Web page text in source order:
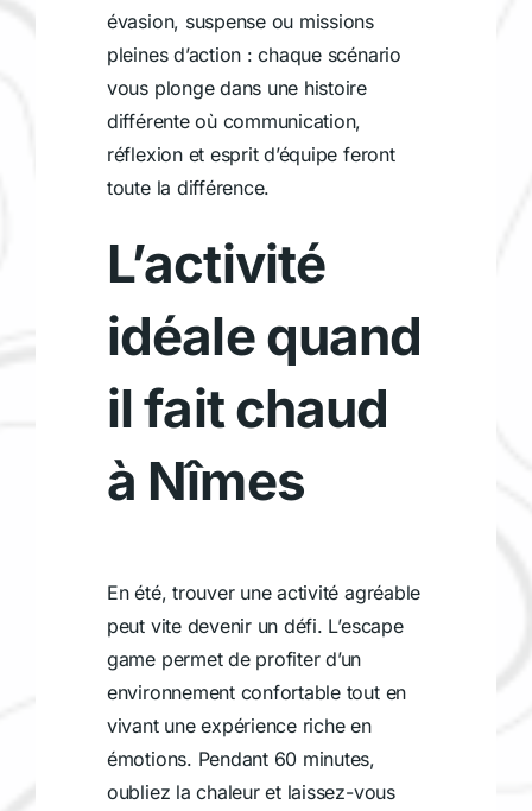
évasion, suspense ou missions
pleines d’action : chaque scénario
vous plonge dans une histoire
différente où communication,
réflexion et esprit d’équipe feront
toute la différence.
L’activité
idéale quand
il fait chaud
à Nîmes
En été, trouver une activité agréable
peut vite devenir un défi. L’escape
game permet de profiter d’un
environnement confortable tout en
vivant une expérience riche en
émotions. Pendant 60 minutes,
oubliez la chaleur et laissez-vous